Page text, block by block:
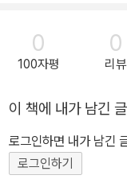
요일로 만들고 모든
이 땅의 모든 ‘일요일
의 외침은 들리지도 않
들려오는 어떤 박수 소
내 마음을 설레게 하는
0
100자평
0
리뷰
이 책에 내가 남긴 글
로그인하면 내가 남긴
로그인하기